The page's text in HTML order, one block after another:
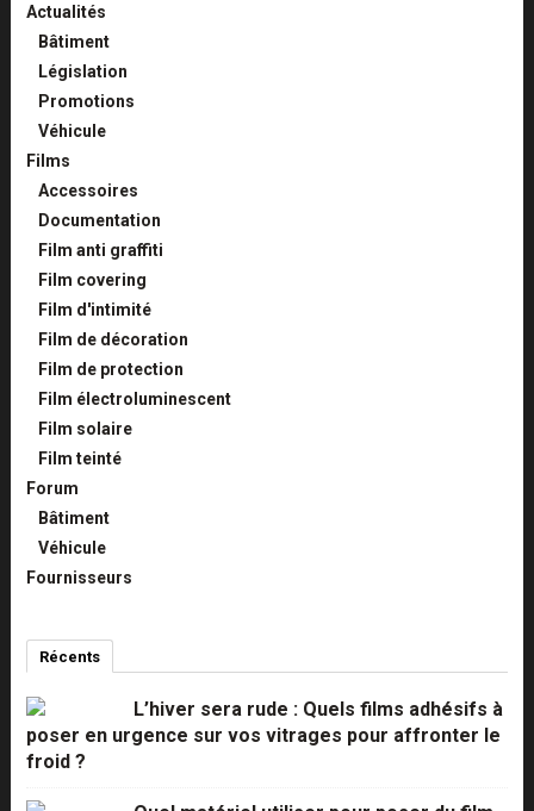
Actualités
Bâtiment
Législation
Promotions
Véhicule
Films
Accessoires
Documentation
Film anti graffiti
Film covering
Film d'intimité
Film de décoration
Film de protection
Film électroluminescent
Film solaire
Film teinté
Forum
Bâtiment
Véhicule
Fournisseurs
Récents
L’hiver sera rude : Quels films adhésifs à
poser en urgence sur vos vitrages pour affronter le
froid ?